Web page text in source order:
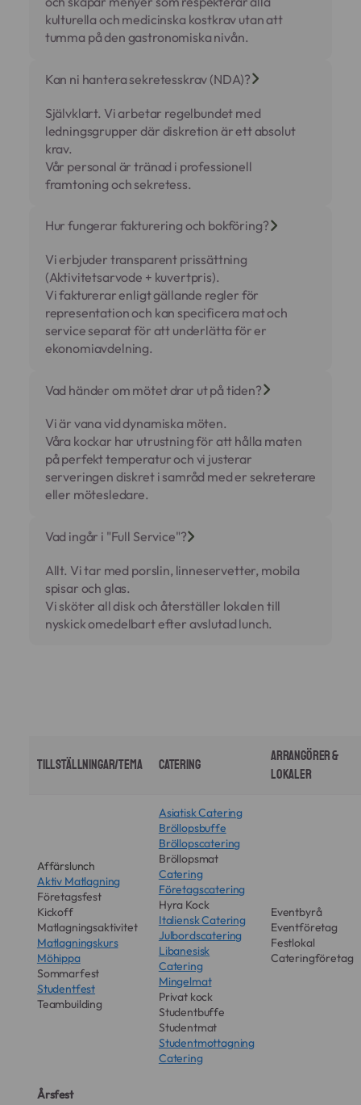
kulturella och medicinska kostkrav utan att
tumma på den gastronomiska nivån.
Kan ni hantera sekretesskrav (NDA)?
Självklart. Vi arbetar regelbundet med
ledningsgrupper där diskretion är ett absolut
krav.
Vår personal är tränad i professionell
framtoning och sekretess.
Hur fungerar fakturering och bokföring?
Vi erbjuder transparent prissättning
(Aktivitetsarvode + kuvertpris).
Vi fakturerar enligt gällande regler för
representation och kan specificera mat och
service separat för att underlätta för er
ekonomiavdelning.
Vad händer om mötet drar ut på tiden?
Vi är vana vid dynamiska möten.
Våra kockar har utrustning för att hålla maten
på perfekt temperatur och vi justerar
serveringen diskret i samråd med er sekreterare
eller mötesledare.
Vad ingår i "Full Service"?
Allt. Vi tar med porslin, linneservetter, mobila
spisar och glas.
Vi sköter all disk och återställer lokalen till
nyskick omedelbart efter avslutad lunch.
Tillställningar/Tema Catering
Arrangörer &
Lokaler
Affärslunch
Aktiv Matlagning
Företagsfest
Kickoff
Matlagningsaktivitet
Matlagningskurs
Möhippa
Sommarfest
Studentfest
Teambuilding
Asiatisk Catering
Bröllopsbuffe
Bröllopscatering
Bröllopsmat
Catering
Företagscatering
Hyra Kock
Italiensk Catering
Julbordscatering
Libanesisk
Catering
Mingelmat
Privat kock
Studentbuffe
Studentmat
Studentmottagning
Catering
Eventbyrå
Eventföretag
Festlokal
Cateringföretag
Årsfest